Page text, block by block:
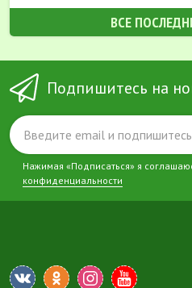
ВСЕ
Подпишитесь на
Нажимая «Подписаться» я
конфиденциальности